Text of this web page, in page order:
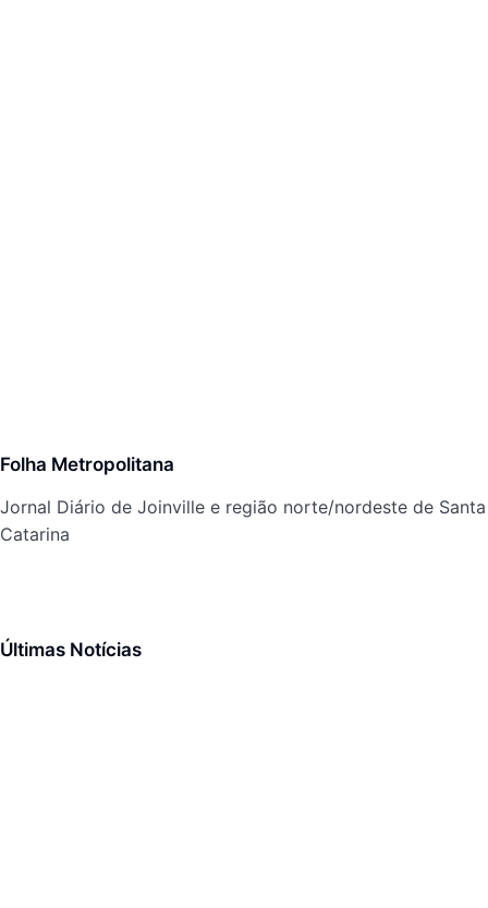
Folha Metropolitana
Jornal Diário de Joinville e região norte/nordeste de Santa
Catarina
Últimas Notícias